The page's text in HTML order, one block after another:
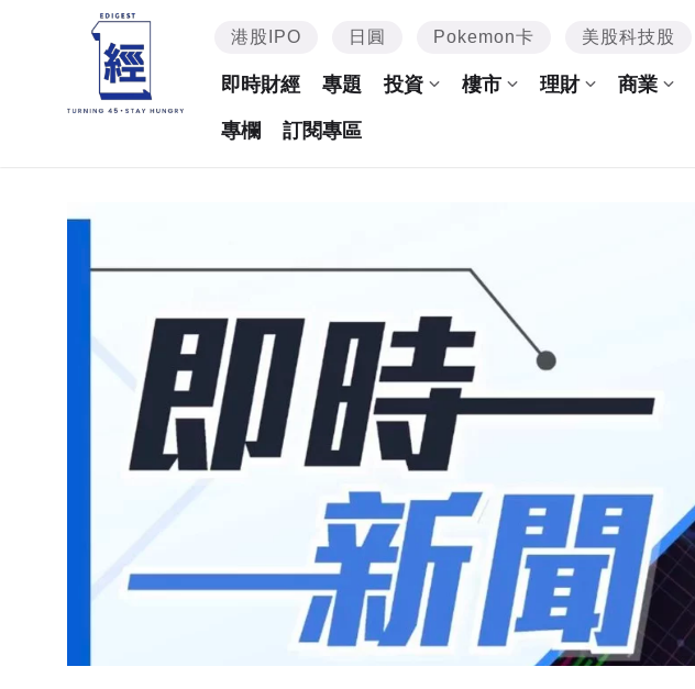
港股IPO 日圓 Pokemon卡 美股科技股
即時財經 專題 投資 樓市 理財 商業
專欄 訂閱專區